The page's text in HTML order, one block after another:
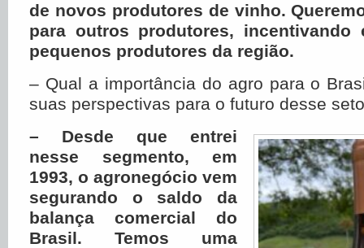
de novos produtores de vinho.
para outros produtores, incentivando
pequenos produtores da região.
– Qual a importância do agro para o
suas perspectivas para o futuro desse
– Desde que entrei
nesse segmento, em
1993, o agronegócio vem
segurando o saldo da
balança comercial do
Brasil. Temos uma